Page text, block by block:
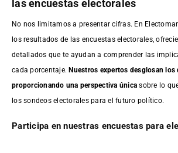
las encuestas electorales
No nos limitamos a presentar cifras. En
los resultados de las encuestas electorales,
detallados que te ayudan a comprender las
cada porcentaje. Nuestros expertos desglosan los
proporcionando una perspectiva única sobre lo
los sondeos electorales para el futuro político.
Participa en nuestras encuestas para